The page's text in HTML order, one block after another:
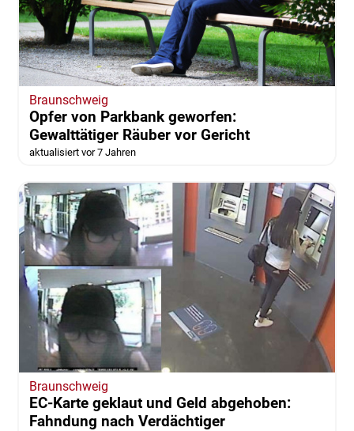
Braunschweig
Opfer von Parkbank geworfen:
Gewalttätiger Räuber vor Gericht
aktualisiert vor 7 Jahren
Braunschweig
EC-Karte geklaut und Geld abgehoben:
Fahndung nach Verdächtiger